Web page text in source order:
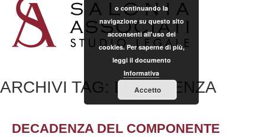
ARCHIVI TAG: DECADENZA
DECADENZA DEL COMPONENTE
o continuando la
navigazione su questo sito
acconsenti all'uso dei
cookies. Per saperne di più,
leggi il documento
Informativa
Accetto